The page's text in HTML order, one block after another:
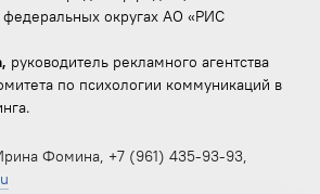
округах АО «РИС
руководитель рекламного агентства
по психологии коммуникаций в
Фомина, +7 (961) 435-93-93,